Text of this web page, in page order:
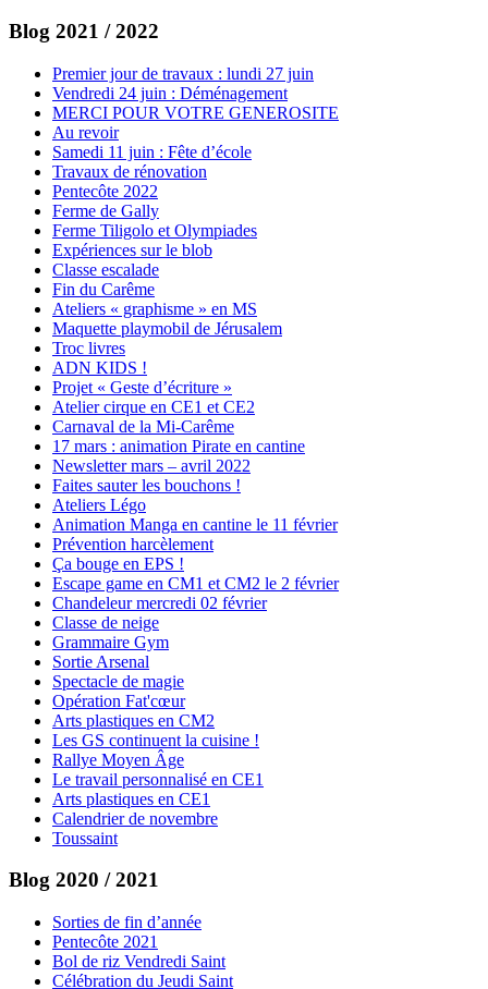
Blog 2021 / 2022
Premier jour de travaux : lundi 27 juin
Vendredi 24 juin : Déménagement
MERCI POUR VOTRE GENEROSITE
Au revoir
Samedi 11 juin : Fête d’école
Travaux de rénovation
Pentecôte 2022
Ferme de Gally
Ferme Tiligolo et Olympiades
Expériences sur le blob
Classe escalade
Fin du Carême
Ateliers « graphisme » en MS
Maquette playmobil de Jérusalem
Troc livres
ADN KIDS !
Projet « Geste d’écriture »
Atelier cirque en CE1 et CE2
Carnaval de la Mi-Carême
17 mars : animation Pirate en cantine
Newsletter mars – avril 2022
Faites sauter les bouchons !
Ateliers Légo
Animation Manga en cantine le 11 février
Prévention harcèlement
Ça bouge en EPS !
Escape game en CM1 et CM2 le 2 février
Chandeleur mercredi 02 février
Classe de neige
Grammaire Gym
Sortie Arsenal
Spectacle de magie
Opération Fat'cœur
Arts plastiques en CM2
Les GS continuent la cuisine !
Rallye Moyen Âge
Le travail personnalisé en CE1
Arts plastiques en CE1
Calendrier de novembre
Toussaint
Blog 2020 / 2021
Sorties de fin d’année
Pentecôte 2021
Bol de riz Vendredi Saint
Célébration du Jeudi Saint